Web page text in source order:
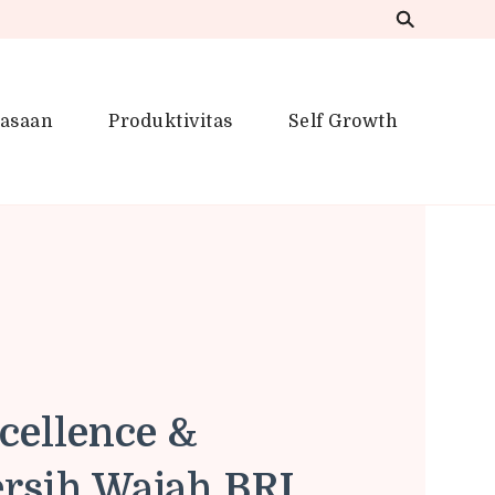
Produktivitas Self Growth
Renyah